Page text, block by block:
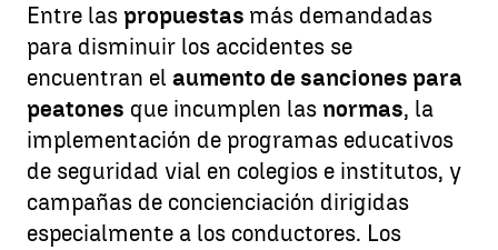
Entre las propuestas más demandadas
para disminuir los accidentes se
encuentran el aumento de sanciones para
peatones que incumplen las normas, la
implementación de programas educativos
de seguridad vial en colegios e institutos, y
campañas de concienciación dirigidas
especialmente a los conductores. Los